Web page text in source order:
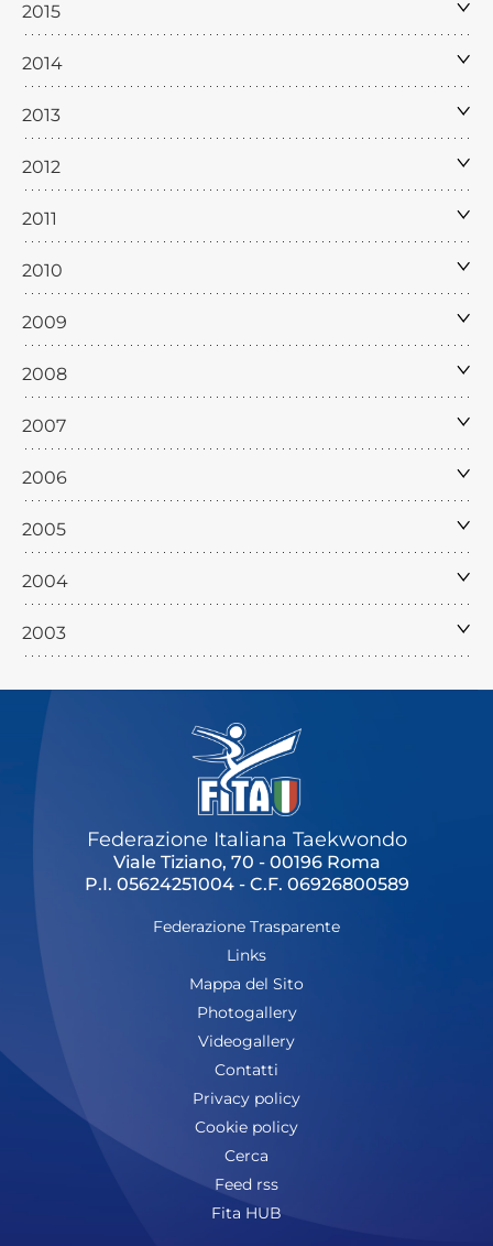
2015
2014
2013
2012
2011
2010
2009
2008
2007
2006
2005
2004
2003
Federazione Italiana Taekwondo
Viale Tiziano, 70 - 00196 Roma
P.I. 05624251004 - C.F. 06926800589
Federazione Trasparente
Links
Mappa del Sito
Photogallery
Videogallery
Contatti
Privacy policy
Cookie policy
Cerca
Feed rss
Fita HUB